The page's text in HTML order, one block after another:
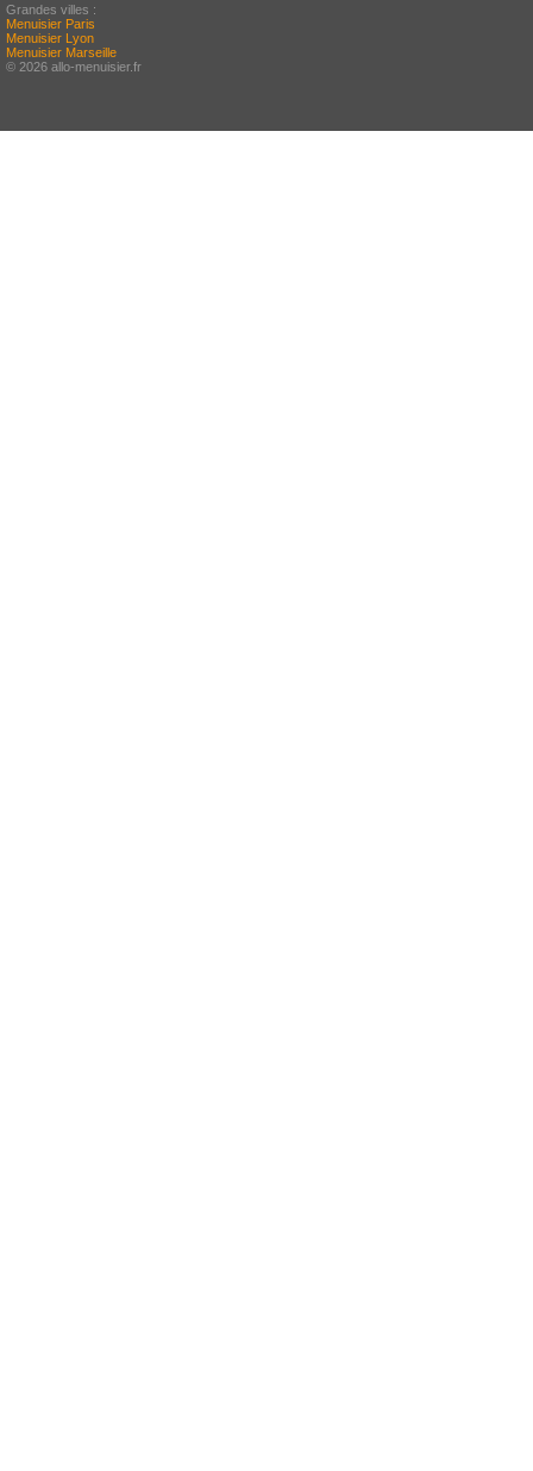
Grandes villes :
Menuisier Paris
Menuisier Lyon
Menuisier Marseille
© 2026 allo-menuisier.fr